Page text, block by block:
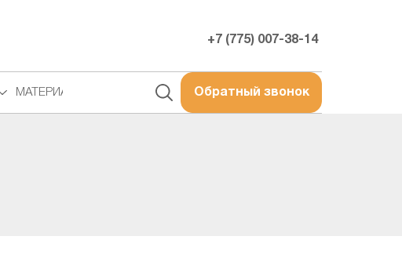
+7 (775) 007-38-14
МАТЕРИАЛЫ Обратный звонок